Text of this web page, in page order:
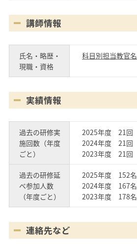
講師情報
氏名・略歴・
現職・資格
科目別担当教官名
実績情報
過去の研修実
施回数（年度
ごと）
2025年度 21回
2024年度 21回
2023年度 21回
過去の研修延
べ参加人数
（年度ごと）
2025年度 152名
2024年度 167名
2023年度 178名
連絡先など